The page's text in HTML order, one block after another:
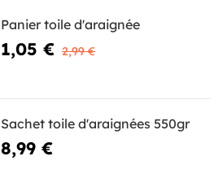
Panier toile d'araignée
1,05 € 2,99 €
Sachet toile d'araignées 550gr
8,99 €